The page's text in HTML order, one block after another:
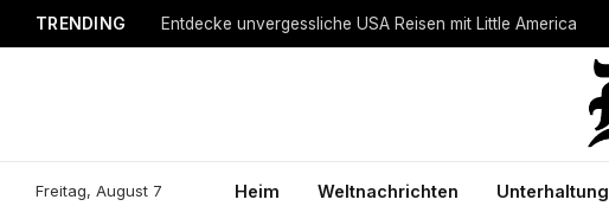
TRENDING Entdecke unvergessliche USA Reisen mit Little America
Freitag, August 7 Heim Weltnachrichten Unterhaltung